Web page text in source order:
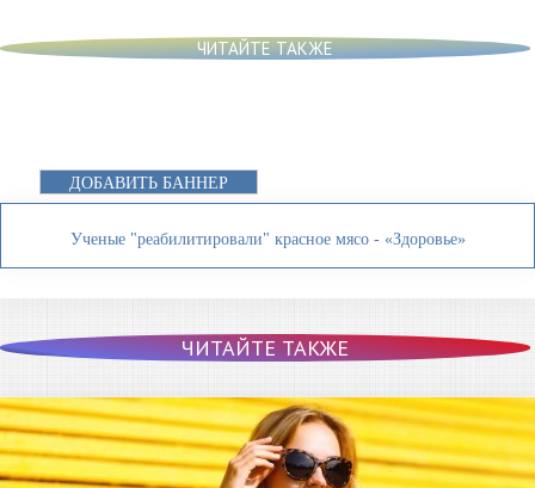
ЧИТАЙТЕ ТАКЖЕ
ДОБАВИТЬ БАННЕР
Ученые "реабилитировали" красное мясо - «Здоровье»
ЧИТАЙТЕ ТАКЖЕ